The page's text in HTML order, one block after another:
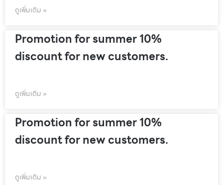
ดูเพิ่มเติม »
Promotion for summer 10%
discount for new customers.
ดูเพิ่มเติม »
Promotion for summer 10%
discount for new customers.
ดูเพิ่มเติม »